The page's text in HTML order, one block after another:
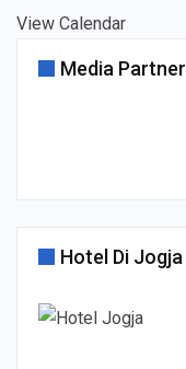
View Calendar
Media Partner
Hotel Di Jogja